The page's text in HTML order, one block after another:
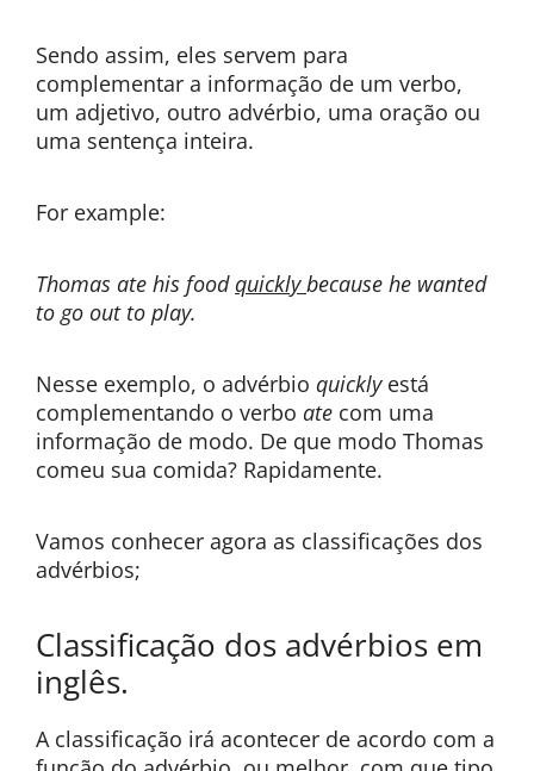
Sendo assim, eles servem para
complementar a informação de um verbo,
um adjetivo, outro advérbio, uma oração ou
uma sentença inteira.
For example:
Thomas ate his food quicklybecause he wanted
to go out to play.
Nesse exemplo, o advérbio quickly está
complementando o verbo ate com uma
informação de modo. De que modo Thomas
comeu sua comida? Rapidamente.
Vamos conhecer agora as classificações dos
advérbios;
Classificação dos advérbios em
inglês.
A classificação irá acontecer de acordo com a